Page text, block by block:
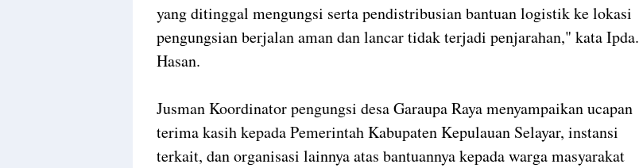
yang ditinggal mengungsi serta pendistribusian bantuan logistik ke lokasi
pengungsian berjalan aman dan lancar tidak terjadi penjarahan," kata Ipda.
Hasan.
Jusman Koordinator pengungsi desa Garaupa Raya menyampaikan ucapan
terima kasih kepada Pemerintah Kabupaten Kepulauan Selayar, instansi
terkait, dan organisasi lainnya atas bantuannya kepada warga masyarakat